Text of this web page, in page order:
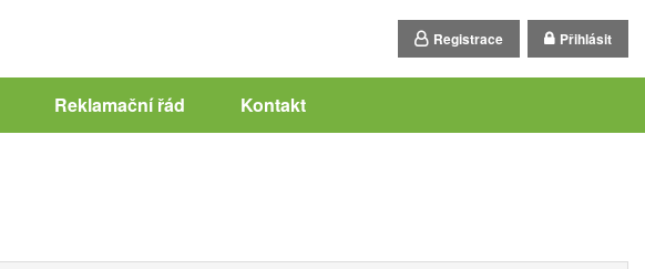
Registrace Přihlásit
Reklamační řád Kontakt